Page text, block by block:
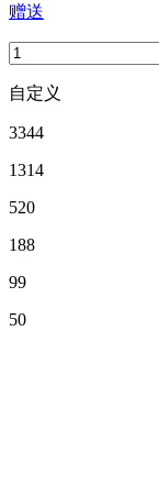
赠送
自定义
3344
1314
520
188
99
50